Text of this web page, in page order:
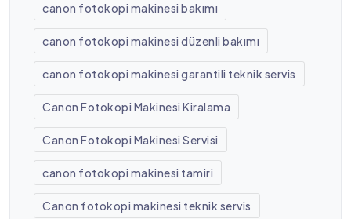
canon fotokopi makinesi bakımı
canon fotokopi makinesi düzenli bakımı
canon fotokopi makinesi garantili teknik servis
Canon Fotokopi Makinesi Kiralama
Canon Fotokopi Makinesi Servisi
canon fotokopi makinesi tamiri
Canon fotokopi makinesi teknik servis